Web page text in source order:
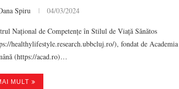
Spiru 04/03/2024
Național de Competențe în Stilul de Viață Sănătos
healthylifestyle.research.ubbcluj.ro/), fondat de Academia
(https://acad.ro)…
MULT